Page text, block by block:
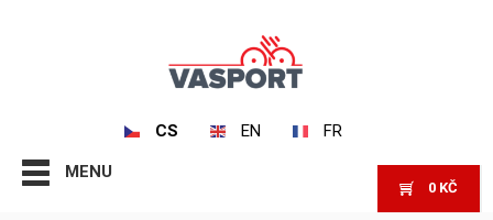
CS EN FR
MENU
0 KČ